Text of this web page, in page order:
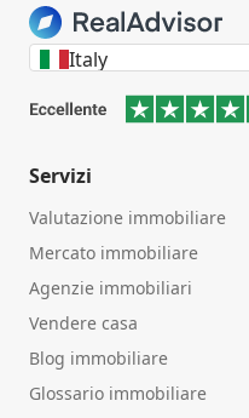
Italy
Servizi
Valutazione immobiliare
Mercato immobiliare
Agenzie immobiliari
Vendere casa
Blog immobiliare
Glossario immobiliare